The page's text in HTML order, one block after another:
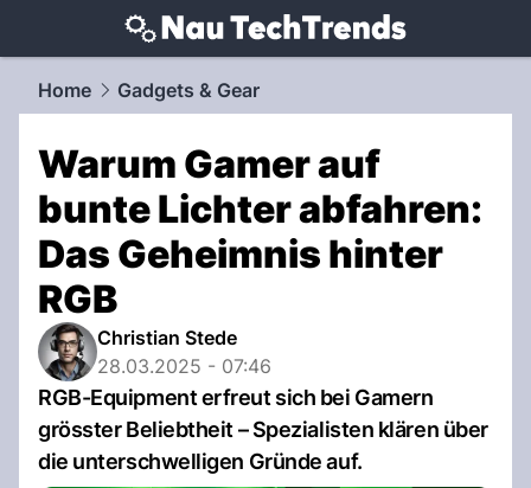
techtrends.NAU.ch
Home Gadgets & Gear
Warum Gamer auf
bunte Lichter abfahren:
Das Geheimnis hinter
RGB
Christian Stede
28.03.2025 - 07:46
RGB-Equipment erfreut sich bei Gamern
grösster Beliebtheit – Spezialisten klären über
die unterschwelligen Gründe auf.